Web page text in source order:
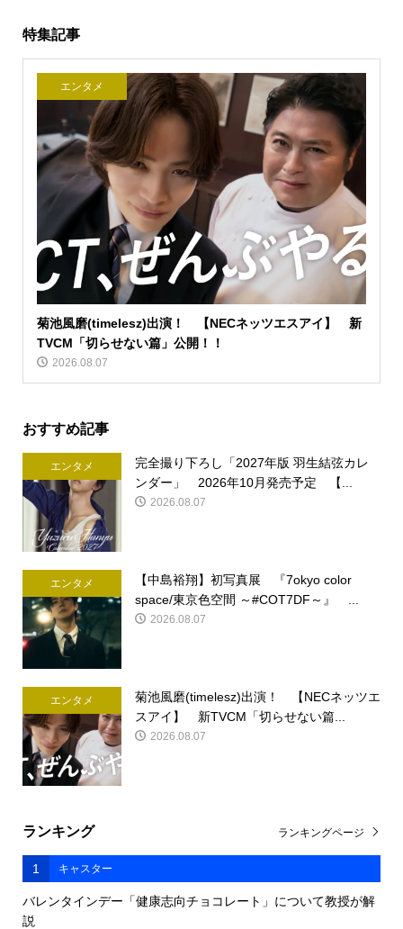
特集記事
エンタメ
菊池風磨(timelesz)出演！ 【NECネッツエスアイ】 新
TVCM「切らせない篇」公開！！
2026.08.07
おすすめ記事
エンタメ
完全撮り下ろし「2027年版 羽生結弦カレ
ンダー」 2026年10月発売予定 【...
2026.08.07
エンタメ
【中島裕翔】初写真展 『7okyo color
space/東京色空間 ～#COT7DF～』 ...
2026.08.07
エンタメ
菊池風磨(timelesz)出演！ 【NECネッツエ
スアイ】 新TVCM「切らせない篇...
2026.08.07
ランキング
1 キャスター
バレンタインデー「健康志向チョコレート」について教授が解
説
ランキングページ